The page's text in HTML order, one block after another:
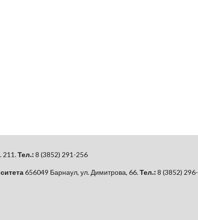
211.Тел.:8 (3852) 291-256
656049 Барнаул, ул. Димитрова, 66.Тел.:8 (3852)